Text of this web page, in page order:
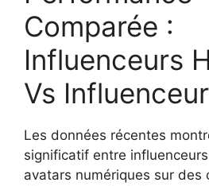
Comparée :
Influenceurs
Vs
Les données récentes
significatif entre
avatars numériques sur des